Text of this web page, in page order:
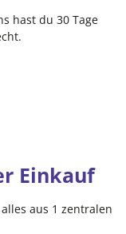
hast du 30 Tage
Einkauf
aus 1 zentralen